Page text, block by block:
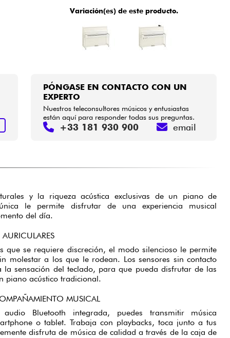
Variación(es) de este producto.
PÓNGASE EN CONTACTO CON UN
EXPERTO
Nuestros teleconsultores músicos y entusiastas
están aquí para responder todas sus preguntas.
+33 181 930 900 email
y la riqueza acústica exclusivas de un piano de
le permite disfrutar de una experiencia musical
del día.
que se requiere discreción, el modo silencioso le permite
molestar a los que le rodean. Los sensores sin contacto
la sensación del teclado, para que pueda disfrutar de las
piano acústico tradicional.
MUSICAL
Bluetooth integrada, puedes transmitir música
o tablet. Trabaja con playbacks, toca junto a tus
disfruta de música de calidad a través de la caja de